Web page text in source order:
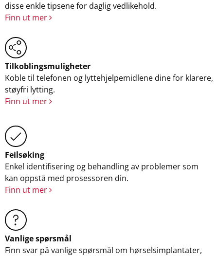
disse enkle tipsene for daglig vedlikehold.
Finn ut mer
Tilkoblingsmuligheter
Koble til telefonen og lyttehjelpemidlene dine for klarere,
støyfri lytting.
Finn ut mer
Feilsøking
Enkel identifisering og behandling av problemer som
kan oppstå med prosessoren din.
Finn ut mer
Vanlige spørsmål
Finn svar på vanlige spørsmål om hørselsimplantater,